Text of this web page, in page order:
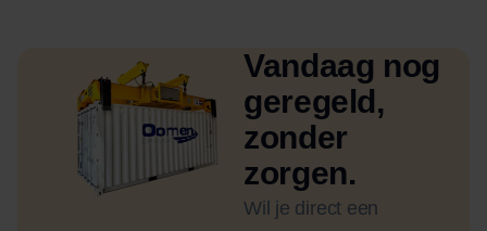
Vandaag nog
geregeld,
zonder
zorgen.
Wil je direct een